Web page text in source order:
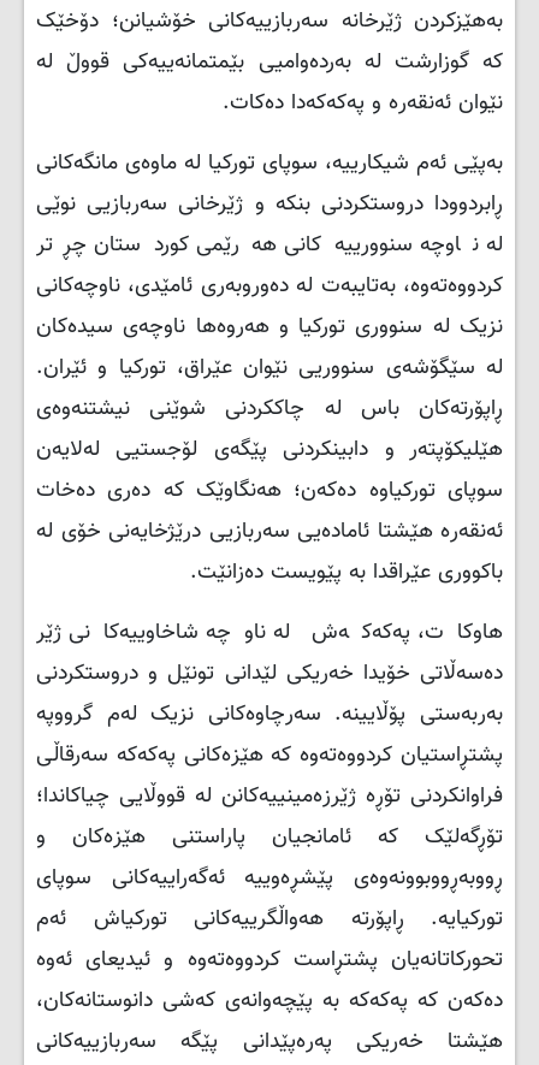
بەهێزکردن ژێرخانە سەربازییەکانی خۆشیانن؛ دۆخێک
کە گوزارشت لە بەردەوامیی بێمتمانەییەکی قووڵ لە
نێوان ئەنقەرە و پەکەکەدا دەکات.
بەپێی ئەم شیکارییە، سوپای تورکیا لە ماوەی مانگەکانی
ڕابردوودا دروستکردنی بنکە و ژێرخانی سەربازیی نوێی
لە ناوچە سنوورییەکانی هەرێمی کوردستان چڕتر
کردووەتەوە، بەتایبەت لە دەوروبەری ئامێدی، ناوچەکانی
نزیک لە سنووری تورکیا و هەروەها ناوچەی سیدەکان
لە سێگۆشەی سنووریی نێوان عێراق، تورکیا و ئێران.
ڕاپۆرتەکان باس لە چاککردنی شوێنی نیشتنەوەی
هێلیکۆپتەر و دابینکردنی پێگەی لۆجستیی لەلایەن
سوپای تورکیاوە دەکەن؛ هەنگاوێک کە دەری دەخات
ئەنقەرە هێشتا ئامادەیی سەربازیی درێژخایەنی خۆی لە
باکووری عێراقدا بە پێویست دەزانێت.
هاوكات، پەکەکەش لە ناوچە شاخاوییەکانی ژێر
دەسەڵاتی خۆیدا خەریکی لێدانی تونێل و دروستکردنی
بەربەستی پۆڵایینە. سەرچاوەکانی نزیک لەم گرووپە
پشتڕاستیان کردووەتەوە کە هێزەکانی پەکەکە سەرقاڵی
فراوانکردنی تۆڕە ژێرزەمینییەکانن لە قووڵایی چیاکاندا؛
تۆڕگەلێک کە ئامانجیان پاراستنی هێزەکان و
ڕووبەڕووبوونەوەی پێشڕەوییە ئەگەراییەکانی سوپای
تورکیایە. ڕاپۆرتە هەواڵگرییەکانی تورکیاش ئەم
تحورکاتانەیان پشتڕاست کردووەتەوە و ئیدیعای ئەوە
دەکەن کە پەکەکە بە پێچەوانەی کەشی دانوستانەکان،
هێشتا خەریکی پەرەپێدانی پێگە سەربازییەکانی